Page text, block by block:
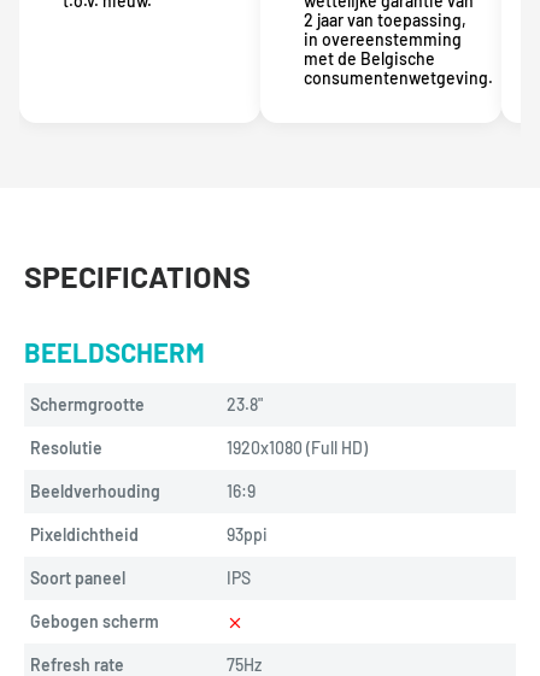
2 jaar van toepassing,
in overeenstemming
met de Belgische
consumentenwetgeving.
SPECIFICATIONS
BEELDSCHERM
Schermgrootte 23.8"
Resolutie 1920x1080 (Full HD)
Beeldverhouding 16:9
Pixeldichtheid 93ppi
Soort paneel IPS
Gebogen scherm
Refresh rate 75Hz